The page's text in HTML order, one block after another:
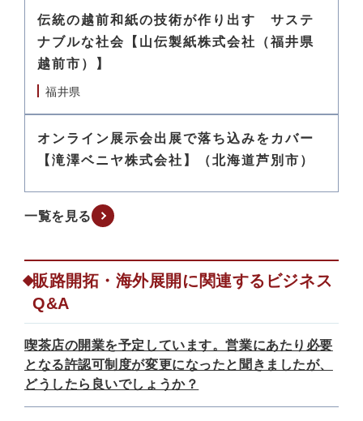
伝統の越前和紙の技術が作り出す サステ
ナブルな社会【山伝製紙株式会社（福井県
越前市）】
福井県
オンライン展示会出展で落ち込みをカバー
【滝澤ベニヤ株式会社】（北海道芦別市）
一覧を見る
販路開拓・海外展開に関連するビジネス
Q&A
喫茶店の開業を予定しています。営業にあたり必要
となる許認可制度が変更になったと聞きましたが、
どうしたら良いでしょうか？